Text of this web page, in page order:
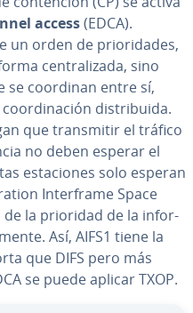
access(EDCA).
un orden de prio­ri­da­des,
ce­n­tra­li­za­da, sino
se coordinan entre sí,
di­s­tri­bui­da.
que tra­n­s­mi­tir el tráfico
no deben esperar el
es­ta­cio­nes solo esperan
In­te­r­fra­me Space
de la prioridad de la in­fo­r­
Así, AIFS1 tiene la
que DIFS pero más
se puede aplicar TXOP.